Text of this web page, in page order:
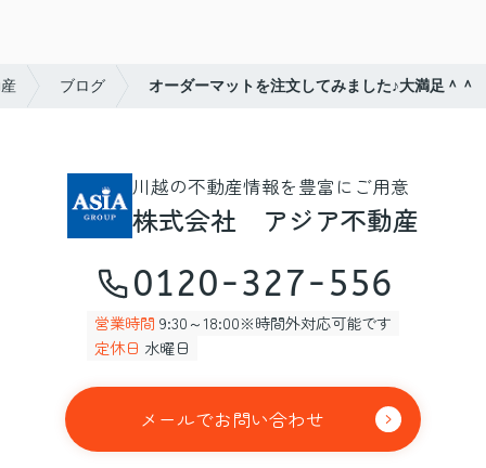
ブログ オーダーマットを注文してみました♪大満足＾＾
川越の不動産情報を豊富にご用意
株式会社 アジア不動産
0120-327-556
営業時間 9:30～18:00※時間外対応可能です
定休日 水曜日
メールでお問い合わせ